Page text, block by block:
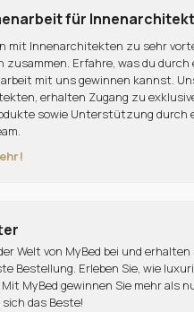
für
mit Innenarchitekten zu sehr
zusammen. Erfahre, was du durch
mit uns gewinnen kannst.
erhalten Zugang zu
sowie Unterstützung durch
Welt von MyBed bei und erhalten
Bestellung. Erleben Sie, wie
MyBed gewinnen Sie mehr als
das Beste!